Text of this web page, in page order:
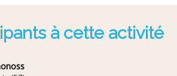
à cette activité